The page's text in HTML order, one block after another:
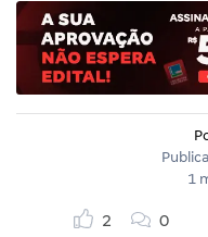
1
2 0